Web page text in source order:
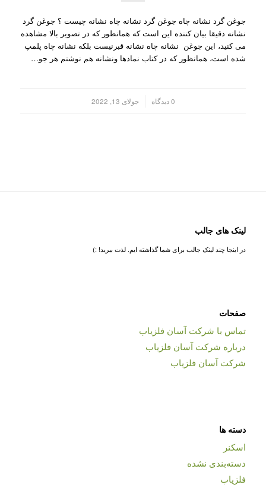
جوغن گرد نشانه چاه جوغن گرد نشانه چاه نشانه چیست ؟ جوغن گرد
نشانه دقیقا بیان کننده این است که همانطور که در تصویر بالا مشاهده
می کنید، این جوغن نشانه چاه نشانه قبرنیست بلکه نشانه چاه پلمپ
شده است، همانظور که در کتاب نمادها ونشانه هم نوشتم هر جو…
0 دیدگاه جولای 13, 2022
لینک های جالب
در اینجا چند لینک جالب برای شما گذاشته ایم. لذت ببرید! :)
صفحات
تماس با شرکت آسان فلزیاب
درباره شرکت آسان فلزیاب
شرکت آسان فلزیاب
دسته ها
اسکنر
دسته‌بندی نشده
فلزیاب